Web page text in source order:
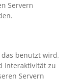
Servern
das benutzt wird,
Interaktivität zu
Servern